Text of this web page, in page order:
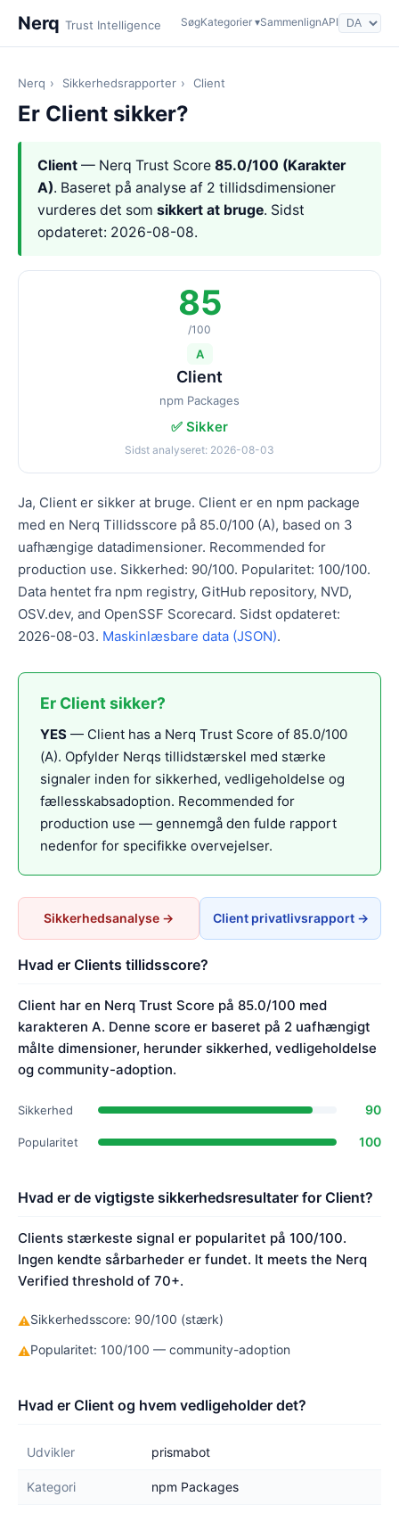
Nerq Trust Intelligence SøgKategorier ▾SammenlignAPI
Nerq › Sikkerhedsrapporter › Client
Er Client sikker?
Client — Nerq Trust Score 85.0/100 (Karakter
A). Baseret på analyse af 2 tillidsdimensioner
vurderes det som sikkert at bruge. Sidst
opdateret: 2026-08-08.
85
/100
A
Client
npm Packages
✅ Sikker
Sidst analyseret: 2026-08-03
Ja, Client er sikker at bruge. Client er en npm package
med en Nerq Tillidsscore på 85.0/100 (A), based on 3
uafhængige datadimensioner. Recommended for
production use. Sikkerhed: 90/100. Popularitet: 100/100.
Data hentet fra npm registry, GitHub repository, NVD,
OSV.dev, and OpenSSF Scorecard. Sidst opdateret:
2026-08-03. Maskinlæsbare data (JSON).
Er Client sikker?
YES — Client has a Nerq Trust Score of 85.0/100
(A). Opfylder Nerqs tillidstærskel med stærke
signaler inden for sikkerhed, vedligeholdelse og
fællesskabsadoption. Recommended for
production use — gennemgå den fulde rapport
nedenfor for specifikke overvejelser.
Sikkerhedsanalyse → Client privatlivsrapport →
Hvad er Clients tillidsscore?
Client har en Nerq Trust Score på 85.0/100 med
karakteren A. Denne score er baseret på 2 uafhængigt
målte dimensioner, herunder sikkerhed, vedligeholdelse
og community-adoption.
Sikkerhed 90
Popularitet 100
Hvad er de vigtigste sikkerhedsresultater for Client?
Clients stærkeste signal er popularitet på 100/100.
Ingen kendte sårbarheder er fundet. It meets the Nerq
Verified threshold of 70+.
⚠Sikkerhedsscore: 90/100 (stærk)
⚠Popularitet: 100/100 — community-adoption
Hvad er Client og hvem vedligeholder det?
Udvikler prismabot
Kategori npm Packages